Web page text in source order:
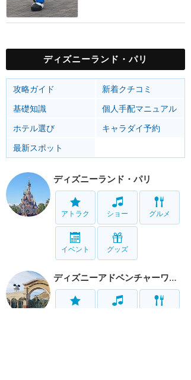
ディズニーランド・パリ
攻略ガイド
新着クチコミ
基礎知識
個人手配マニュアル
ホテル選び
キャラダイ予約
最新スポット
ディズニーランド・パリ
アトラク ショー グルメ
イベント グッズ
ディズニーアドベンチャーワールド